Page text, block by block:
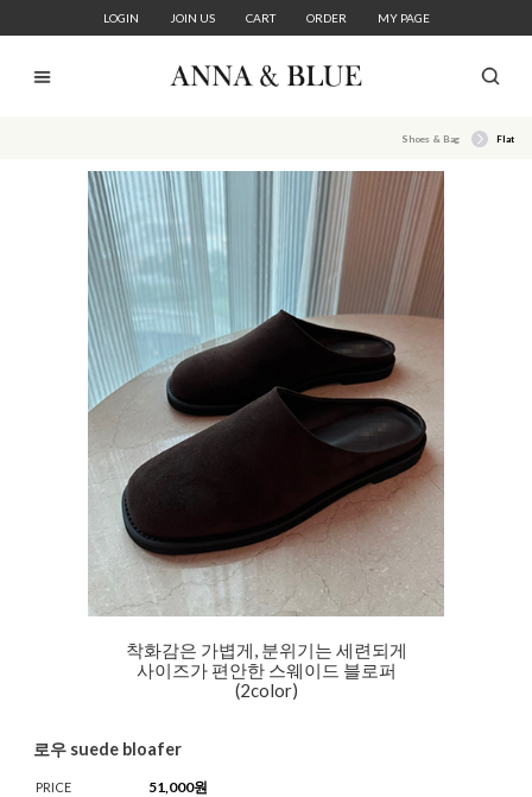
LOGIN JOIN US CART ORDER MY PAGE
Shoes & Bag Flat
착화감은 가볍게, 분위기는 세련되게
사이즈가 편안한 스웨이드 블로퍼
(2color)
로우 suede bloafer
PRICE 51,000원